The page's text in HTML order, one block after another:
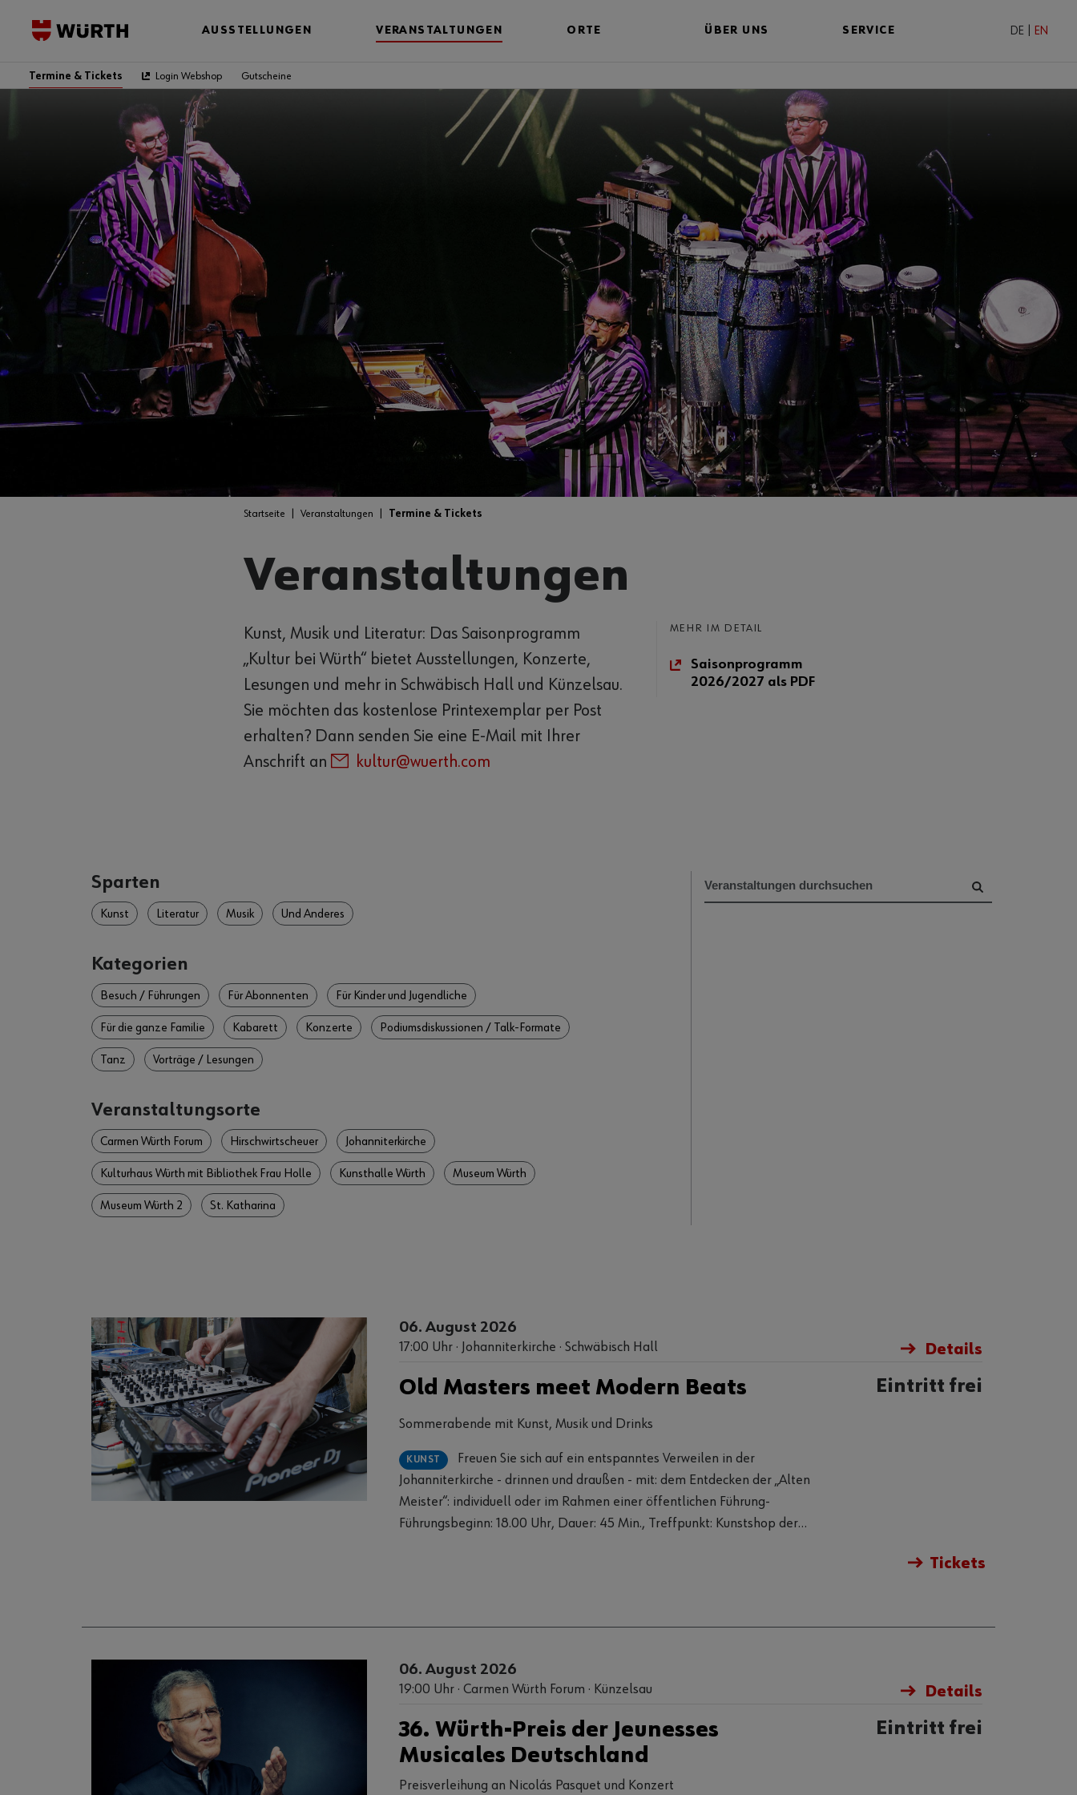
AUSSTELLUNGEN VERANSTALTUNGEN ORTE ÜBER UNS SERVICE DE EN
Termine & Tickets Login Webshop Gutscheine
Startseite Veranstaltungen Termine & Tickets
Veranstaltungen
Kunst, Musik und Literatur: Das Saisonprogramm
„Kultur bei Würth“ bietet Ausstellungen, Konzerte,
Lesungen und mehr in Schwäbisch Hall und Künzelsau.
Sie möchten das kostenlose Printexemplar per Post
erhalten? Dann senden Sie eine E-Mail mit Ihrer
Anschrift an
kultur@wuerth.com
MEHR IM DETAIL
Saisonprogramm
2026/2027 als PDF
Sparten
Kunst Literatur Musik Und Anderes
Kategorien
Besuch / Führungen Für Abonnenten Für Kinder und Jugendliche
Für die ganze Familie Kabarett Konzerte Podiumsdiskussionen / Talk-Formate
Tanz Vorträge / Lesungen
Veranstaltungsorte
Carmen Würth Forum Hirschwirtscheuer Johanniterkirche
Kulturhaus Würth mit Bibliothek Frau Holle Kunsthalle Würth Museum Würth
Museum Würth 2 St. Katharina
06. August 2026
17:00 Uhr · Johanniterkirche · Schwäbisch Hall Details
Old Masters meet Modern Beats Eintritt frei
Sommerabende mit Kunst, Musik und Drinks
KUNST
Johanniterkirche - drinnen und draußen - mit: dem Entdecken der „Alten
Meister“: individuell oder im Rahmen einer öffentlichen Führung-
Führungsbeginn: 18.00 Uhr, Dauer: 45 Min., Treffpunkt: Kunstshop der
Arslan
Tickets
06. August 2026
19:00 Uhr · Carmen Würth Forum · Künzelsau Details
36. Würth-Preis der Jeunesses
Musicales Deutschland
Eintritt frei
Preisverleihung an Nicolás Pasquet und Konzert